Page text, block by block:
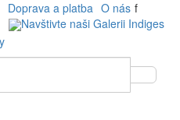
Doprava a platba O nás
Navštivte naši Galerii Indiges
f